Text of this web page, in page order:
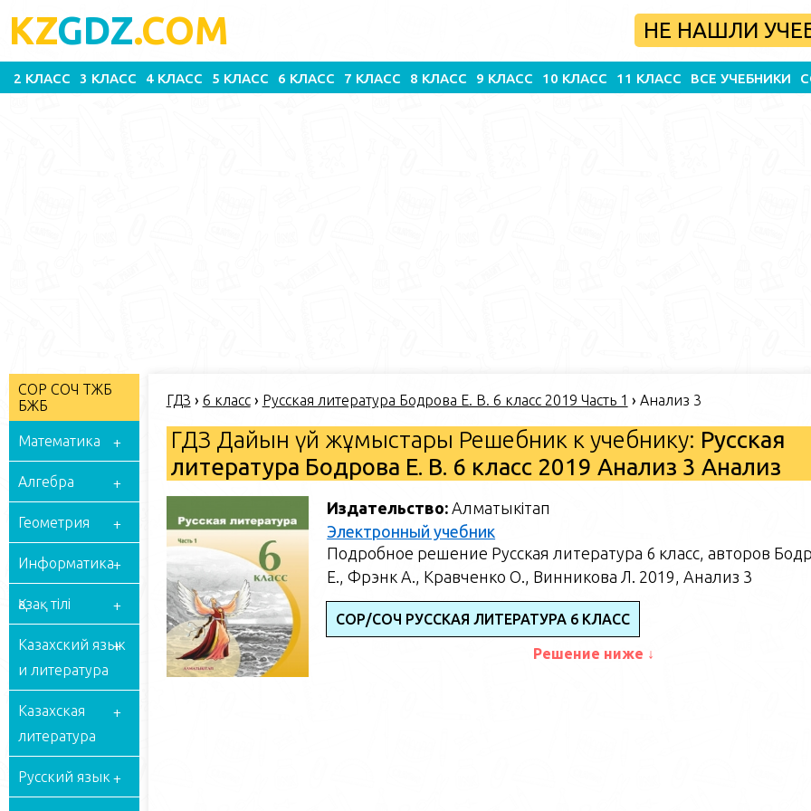
KZGDZ.COM НЕ НАШЛИ
2 КЛАСС 3 КЛАСС 4 КЛАСС 5 КЛАСС 6 КЛАСС 7 КЛАСС 8 КЛАСС 9 КЛАСС 10 КЛАСС 11 КЛАСС ВСЕ УЧЕБНИКИ
СОР СОЧ ТЖБ
БЖБ
Математика
Алгебра
Геометрия
Информатика
Қазақ тілі
Казахский язык
и литература
Казахская
литература
Русский язык
ГДЗ › 6 класс› Русская литература Бодрова Е. В. 6 класс 2019 Часть 1 › Анализ 3
ГДЗ Дайын үй жұмыстары Решебник к учебнику: Русская
литература Бодрова Е. В. 6 класс 2019 Анализ 3 Анализ
Издательство:Алматыкітап
Электронный учебник
Подробное решение Русская литература 6 класс, авторов
Е., Фрэнк А., Кравченко О., Винникова Л. 2019, Анализ 3
СОР/СОЧ РУССКАЯ ЛИТЕРАТУРА 6 КЛАСС
Решение ниже ↓